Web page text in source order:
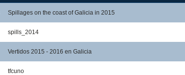
Spillages on the coast of Galicia in 2015
spills_2014
Vertidos 2015 - 2016 en Galicia
tfcuno